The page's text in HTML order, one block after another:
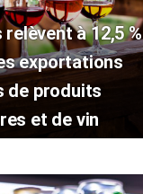
à 12,5 %
exportations
de produits
et de vin